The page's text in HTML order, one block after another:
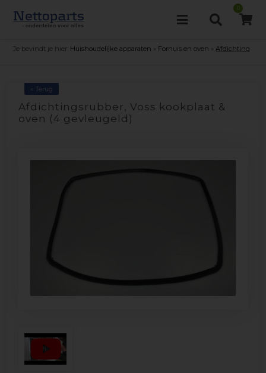
0
Je bevindt je hier: Huishoudelijke apparaten Fornuis en oven »Afdichting
« Terug
Afdichtingsrubber, Voss kookplaat &
oven (4 gevleugeld)